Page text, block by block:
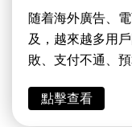
随着海外廣告、
及，越來越多用
敗、支付不通、預
點擊查看